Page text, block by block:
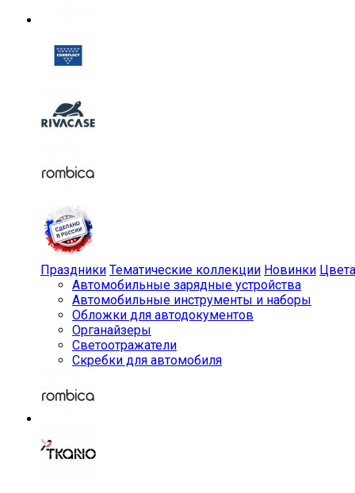
Праздники Тематические коллекции Новинки Цвета
Автомобильные зарядные устройства
Автомобильные инструменты и наборы
Обложки для автодокументов
Органайзеры
Светоотражатели
Скребки для автомобиля